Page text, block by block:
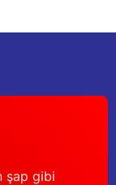
makineleri
makineleri
sağım makinesi
elektrik motorları
aletleri
sondaları
şap gibi